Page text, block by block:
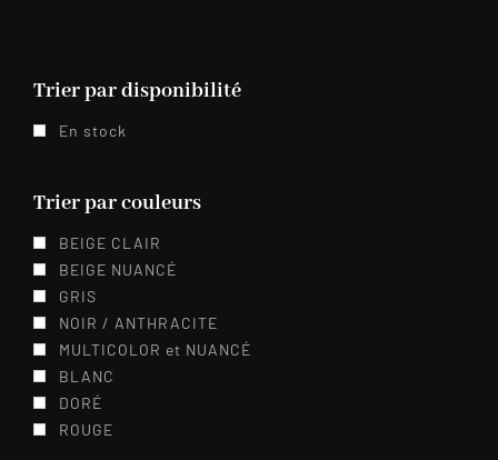
Trier par disponibilité
En stock
Trier par couleurs
BEIGE CLAIR
BEIGE NUANCÉ
GRIS
NOIR / ANTHRACITE
MULTICOLOR et NUANCÉ
BLANC
DORÉ
ROUGE